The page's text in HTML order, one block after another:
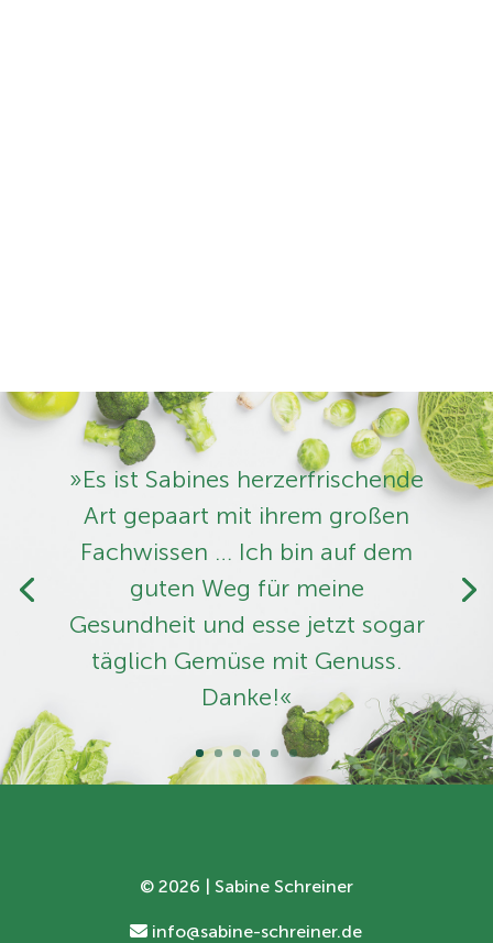
»Es ist Sabines herzerfrischende
Art ­gepaart mit ihrem großen
Fachwissen … Ich bin auf dem
guten Weg für meine
Gesundheit und esse jetzt sogar
täglich Gemüse mit Genuss.
Danke!«
© 2026 | Sabine Schreiner
info@sabine-schreiner.de